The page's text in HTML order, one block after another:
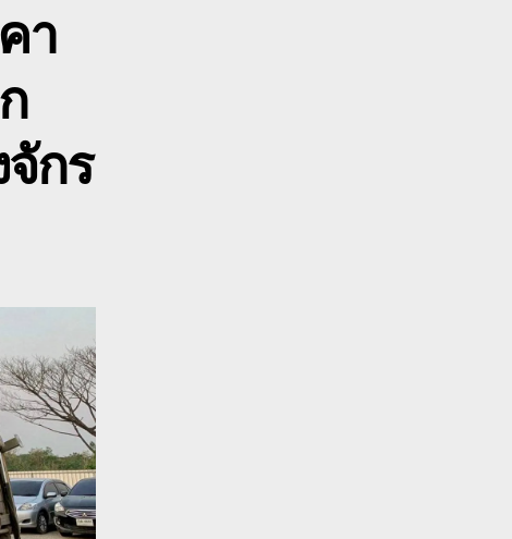
0800628488
เช่า
รับจ้าง
า
กร